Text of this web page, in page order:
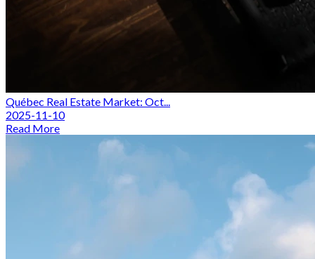
Québec Real Estate Market: Oct...
2025-11-10
Read More